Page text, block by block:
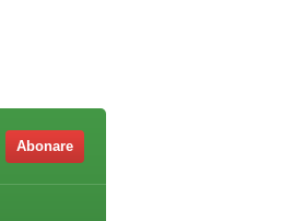
Abonare